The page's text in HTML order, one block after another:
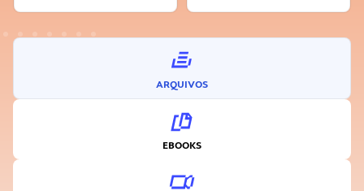
ARQUIVOS
EBOOKS